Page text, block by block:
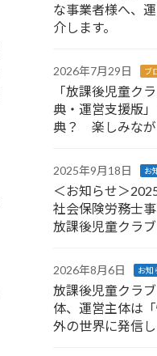
な事業者様へ、
介します。
2026年7月29日 ブ
「放課後児童ク
典・運営支援版
典？ 楽しみなが
2025年9月18日 お
＜お知らせ＞
社会保険労務士
放課後児童クラ
2026年8月6日 お知
放課後児童クラ
体、運営主体は
外の世界に発信し